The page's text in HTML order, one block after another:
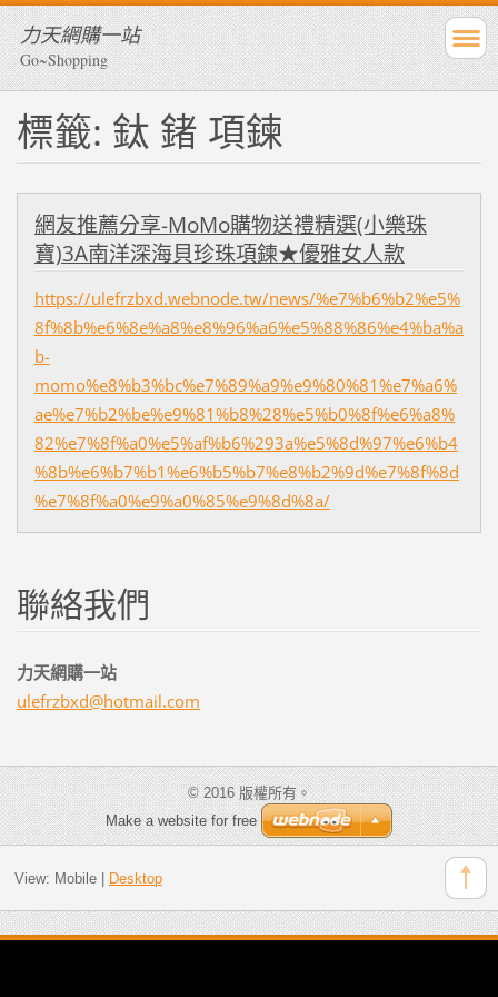
力天網購一站
Go~Shopping
標籤: 鈦 鍺 項鍊
網友推薦分享-MoMo購物送禮精選(小樂珠
寶)3A南洋深海貝珍珠項鍊★優雅女人款
https://ulefrzbxd.webnode.tw/news/%e7%b6%b2%e5%
8f%8b%e6%8e%a8%e8%96%a6%e5%88%86%e4%ba%a
b-
momo%e8%b3%bc%e7%89%a9%e9%80%81%e7%a6%
ae%e7%b2%be%e9%81%b8%28%e5%b0%8f%e6%a8%
82%e7%8f%a0%e5%af%b6%293a%e5%8d%97%e6%b4
%8b%e6%b7%b1%e6%b5%b7%e8%b2%9d%e7%8f%8d
%e7%8f%a0%e9%a0%85%e9%8d%8a/
聯絡我們
力天網購一站
ulefrzbxd@hotmail.com
© 2016 版權所有。
Make a website for free
View: Mobile| Desktop